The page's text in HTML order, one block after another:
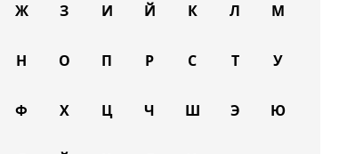
Ж З И Й К Л М
Н О П Р С Т У
Ф Х Ц Ч Ш Э Ю